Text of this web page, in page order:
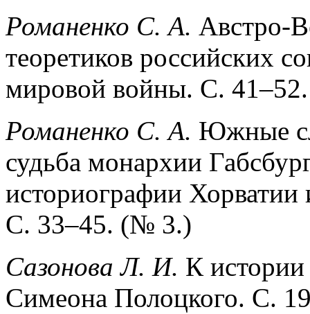
Романенко С. А. Австро-
теоретиков российских
мировой войны. С.
Романенко С. А. Южные
судьба монархии
историографии
С. 33–45. (№ 3.)
Сазонова Л. И. К
Симеона Полоцкого. С.